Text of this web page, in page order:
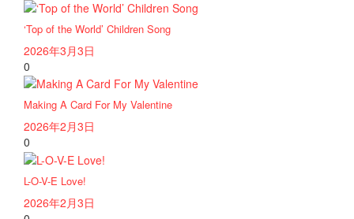
‘Top of the World’ Children Song
2026年3月3日
0
Making A Card For My Valentine
2026年2月3日
0
L-O-V-E Love!
2026年2月3日